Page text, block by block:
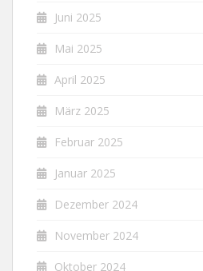
Juni 2025
Mai 2025
April 2025
März 2025
Februar 2025
Januar 2025
Dezember 2024
November 2024
Oktober 2024